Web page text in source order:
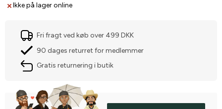
Ikke på lager online
Fri fragt ved køb over 499 DKK
90 dages returret for medlemmer
Gratis returnering i butik